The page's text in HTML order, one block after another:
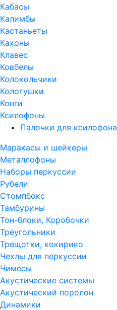
Кабасы
Калимбы
Кастаньеты
Кахоны
Клавес
Ковбелы
Колокольчики
Колотушки
Конги
Ксилофоны
Палочки для ксилофона
Маракасы и шейкеры
Металлофоны
Наборы перкуссии
Рубели
Стомпбокс
Тамбурины
Тон-блоки, Коробочки
Треугольники
Трещотки, кокирико
Чехлы для перкуссии
Чимесы
Акустические системы
Акустический поролон
Динамики